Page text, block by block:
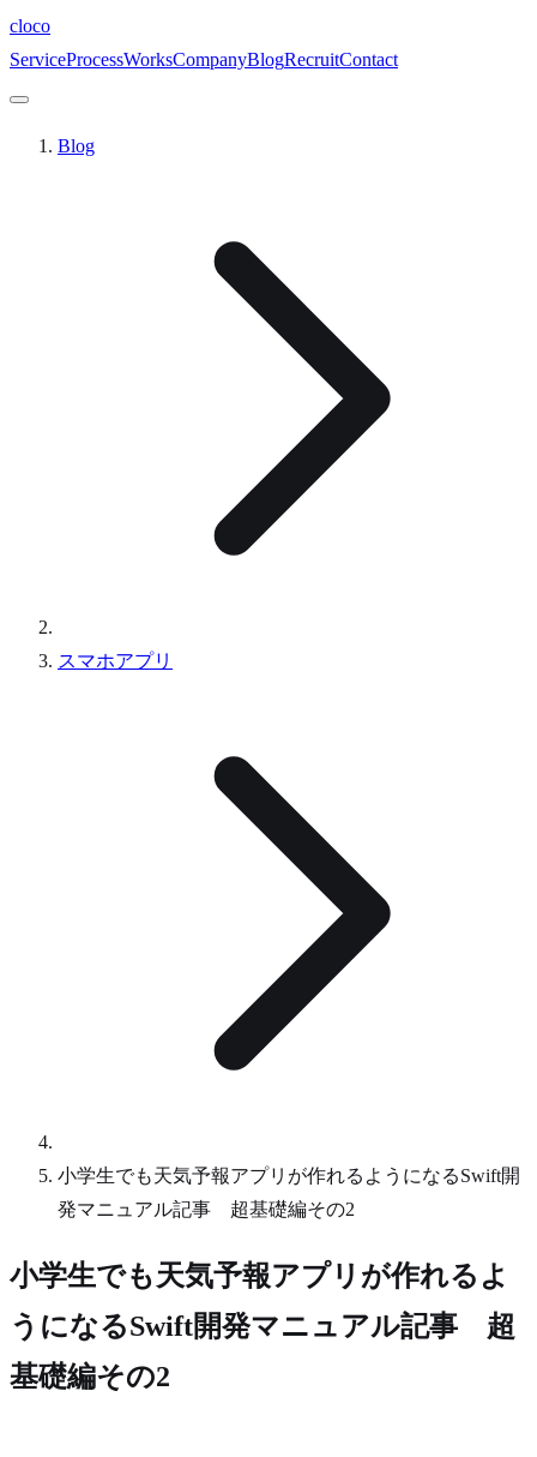
cloco
ServiceProcessWorksCompanyBlogRecruitContact
Blog
スマホアプリ
小学生でも天気予報アプリが作れるようになるSwift開
発マニュアル記事 超基礎編その2
小学生でも天気予報アプリが作れるよ
うになるSwift開発マニュアル記事 超
基礎編その2